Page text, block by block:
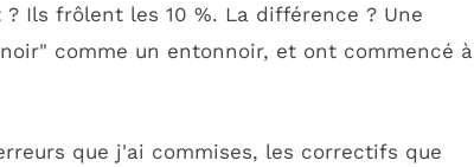
Ils frôlent les 10 %. La différence ? Une
comme un entonnoir, et ont commencé à
que j'ai commises, les correctifs que